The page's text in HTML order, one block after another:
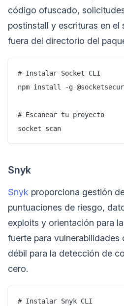
código ofuscado,
postinstall y escrituras en el
fuera del directorio del
# Instalar Socket CLI
npm install -g
# Escanear tu proyecto
Snyk
Snyk proporciona gestión
puntuaciones de riesgo,
exploits y orientación para
fuerte para vulnerabilidades
débil para la detección de
cero.
# Instalar Snyk CLI